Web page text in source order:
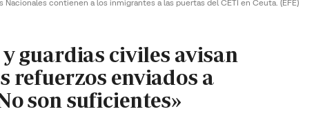
Nacionales contienen a los inmigrantes a las puertas del CETI en Ceuta. (EFE)
guardias civiles avisan
refuerzos enviados a
son suficientes»